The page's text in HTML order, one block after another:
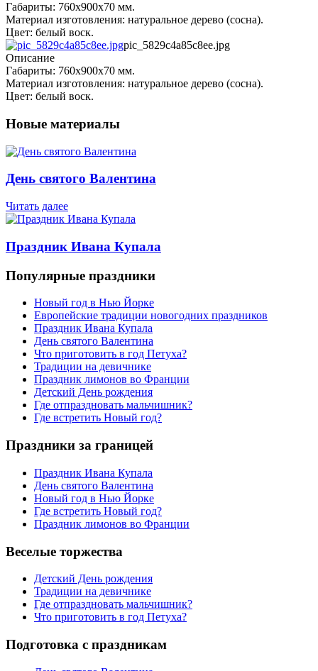
Габариты: 760х900х70 мм.
Материал изготовления: натуральное дерево (сосна).
Цвет: белый воск.
pic_5829c4a85c8ee.jpg
Описание
Габариты: 760х900х70 мм.
Материал изготовления: натуральное дерево (сосна).
Цвет: белый воск.
Новые материалы
День святого Валентина
Читать далее
Праздник Ивана Купала
Популярные праздники
Новый год в Нью Йорке
Европейские традиции новогодних праздников
Праздник Ивана Купала
День святого Валентина
Что приготовить в год Петуха?
Традиции на девичнике
Праздник лимонов во Франции
Детский День рождения
Где отпраздновать мальчишник?
Где встретить Новый год?
Праздники за границей
Праздник Ивана Купала
День святого Валентина
Новый год в Нью Йорке
Где встретить Новый год?
Праздник лимонов во Франции
Веселые торжества
Детский День рождения
Традиции на девичнике
Где отпраздновать мальчишник?
Что приготовить в год Петуха?
Подготовка с праздникам